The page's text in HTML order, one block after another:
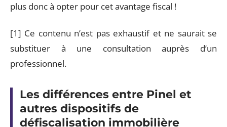
plus donc à opter pour cet avantage fiscal !
[1] Ce contenu n’est pas exhaustif et ne saurait se
substituer à une consultation auprès d’un
professionnel.
Les différences entre Pinel et
autres dispositifs de
défiscalisation immobilière